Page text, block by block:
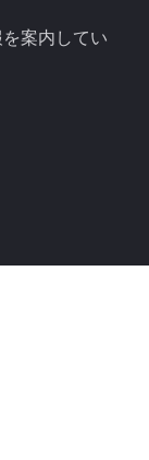
案内してい